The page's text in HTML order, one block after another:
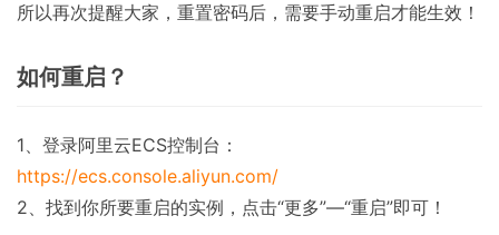
所以再次提醒大家，重置密码后，需要手动重启才能生效！
如何重启？
1、登录阿里云ECS控制台：
https://ecs.console.aliyun.com/
2、找到你所要重启的实例，点击“更多”—“重启”即可！